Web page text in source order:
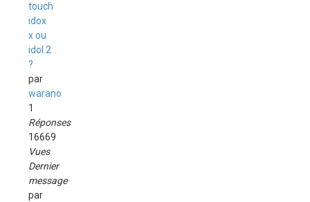
touch
idox
x ou
idol 2
?
par
warano
1
Réponses
16669
Vues
Dernier
message
par